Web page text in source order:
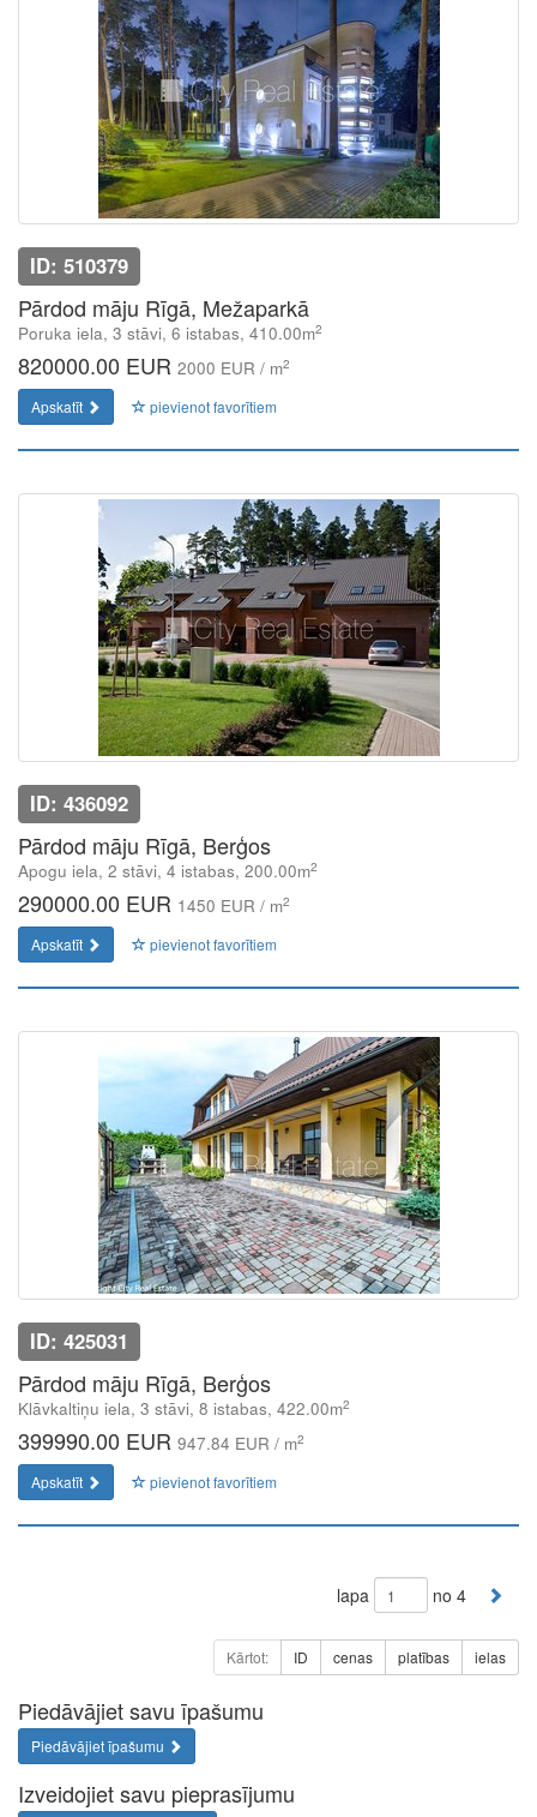
ID: 510379
Pārdod māju Rīgā, Mežaparkā
Poruka iela, 3 stāvi, 6 istabas, 410.00m2
820000.00 EUR 2000 EUR / m2
Apskatīt pievienot favorītiem
ID: 436092
Pārdod māju Rīgā, Berģos
Apogu iela, 2 stāvi, 4 istabas, 200.00m2
290000.00 EUR 1450 EUR / m2
Apskatīt pievienot favorītiem
ID: 425031
Pārdod māju Rīgā, Berģos
Klāvkaltiņu iela, 3 stāvi, 8 istabas, 422.00m2
399990.00 EUR 947.84 EUR / m2
Apskatīt pievienot favorītiem
lapa no 4
Kārtot: ID cenas platības ielas
Piedāvājiet savu īpašumu
Piedāvājiet īpašumu
Izveidojiet savu pieprasījumu